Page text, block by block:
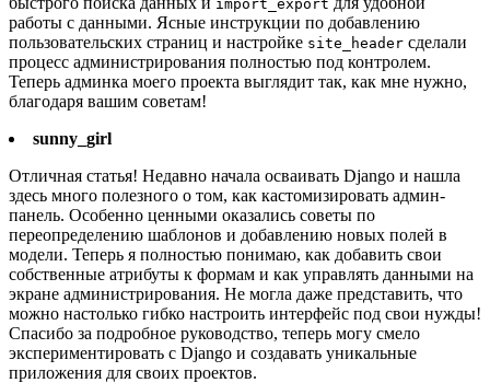
import_export
работы с данными. Ясные инструкции по добавлению
пользовательских страниц и настройке site_header сделали
процесс администрирования полностью под контролем.
Теперь админка моего проекта выглядит так, как мне нужно,
благодаря вашим советам!
sunny_girl
Отличная статья! Недавно начала осваивать Django и нашла
здесь много полезного о том, как кастомизировать админ-
панель. Особенно ценными оказались советы по
переопределению шаблонов и добавлению новых полей в
модели. Теперь я полностью понимаю, как добавить свои
собственные атрибуты к формам и как управлять данными на
экране администрирования. Не могла даже представить, что
можно настолько гибко настроить интерфейс под свои нужды!
Спасибо за подробное руководство, теперь могу смело
экспериментировать с Django и создавать уникальные
приложения для своих проектов.